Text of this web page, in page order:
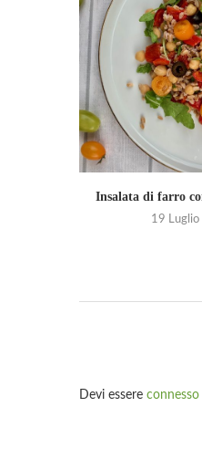
Insalata di farro
19
Devi essere connesso